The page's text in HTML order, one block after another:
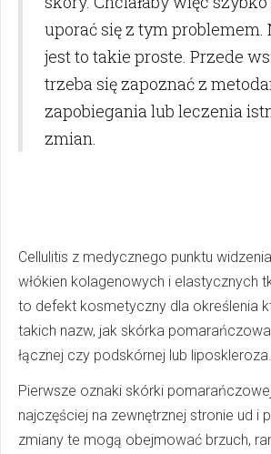
uporać się z tym problemem.
jest to takie proste. Przede
trzeba się zapoznać z
zapobiegania lub leczenia
zmian.
Cellulitis z medycznego punktu
włókien kolagenowych i elastycznych
to defekt kosmetyczny dla określenia
takich nazw, jak skórka
łącznej czy podskórnej lub liposkleroza.
Pierwsze oznaki skórki
najczęściej na zewnętrznej stronie ud i
zmiany te mogą obejmować brzuch,